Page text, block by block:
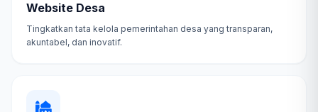
Website Desa
Tingkatkan tata kelola pemerintahan desa yang transparan,
akuntabel, dan inovatif.